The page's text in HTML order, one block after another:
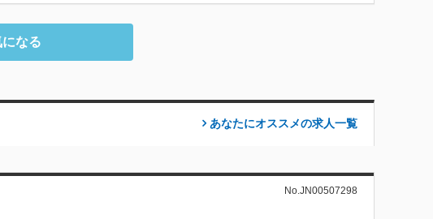
なる
あなたにオススメの求人一覧
No.JN00507298